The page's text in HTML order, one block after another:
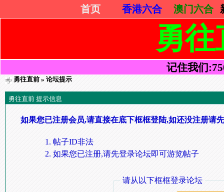
首页 香港六合 澳门六合
勇
记住我们
勇往直前» 论坛提示
勇往直前 提示信息
如果您已注册会员,请直接在底下框框登陆,如还没注册请
帖子ID非法
如果您已注册,请先登录论坛即可游览帖子
请从以下框框登录论坛